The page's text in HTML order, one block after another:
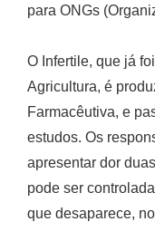
para ONGs
O Infertile, que já
Agricultura, é
Farmacêutiva, e
estudos. Os
apresentar dor
pode ser
que desaparece,